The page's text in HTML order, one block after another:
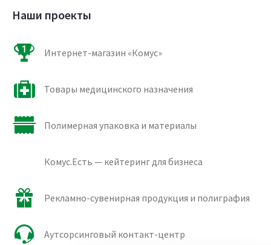
Наши проекты
Интернет-магазин «Комус»
Товары медицинского назначения
Полимерная упаковка и материалы
Комус.Есть — кейтеринг для бизнеса
Рекламно-сувенирная продукция и полиграфия
Аутсорсинговый контакт-центр